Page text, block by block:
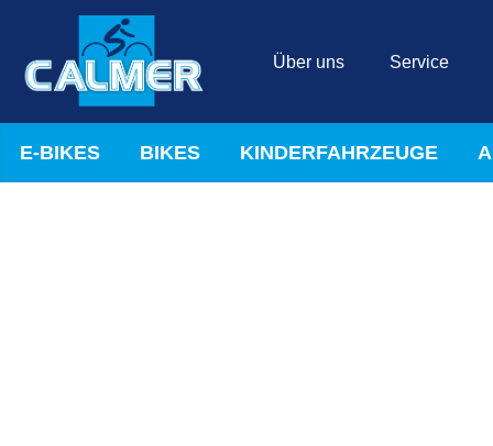
Über uns Service
E-BIKES BIKES KINDERFAHRZEUGE